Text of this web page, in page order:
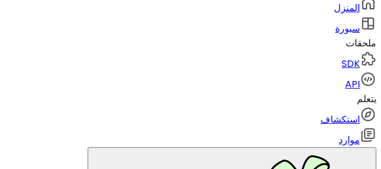
المنزل
سبورة
ملحقات
SDK
API
يتعلم
استكشاف
موارد